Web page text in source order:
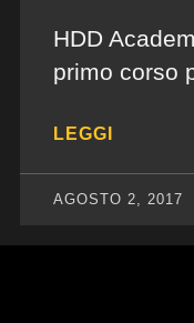
HDD
primo corso
LEGGI
AGOSTO 2, 2017